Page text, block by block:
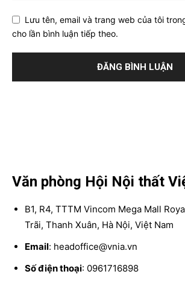
Lưu tên, email và trang web của tôi
cho lần bình luận tiếp theo.
Văn phòng Hội Nội thất
B1, R4, TTTM Vincom Mega Mall
Trãi, Thanh Xuân, Hà Nội, Việt Nam
Email: headoffice@vnia.vn
Số điện thoại: 0961716898